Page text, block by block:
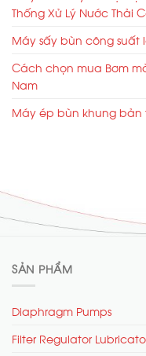
Thống Xử Lý Nước Thải
Máy sấy bùn công
Cách chọn mua Bơm
Nam
Máy ép bùn khung bản
SẢN PHẨM
Diaphragm Pumps
Filter Regulator